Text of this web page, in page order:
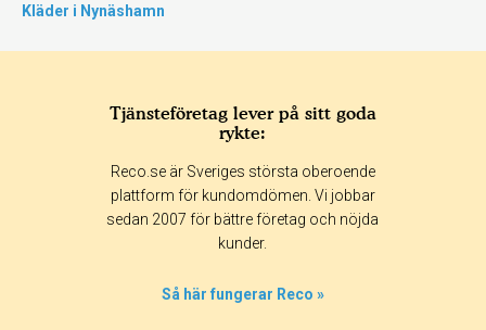
Kläder i Nynäshamn
Tjänsteföretag lever på sitt goda
rykte:
Reco.se är Sveriges största oberoende
plattform för kundomdömen. Vi jobbar
sedan 2007 för bättre företag och nöjda
kunder.
Så här fungerar Reco »